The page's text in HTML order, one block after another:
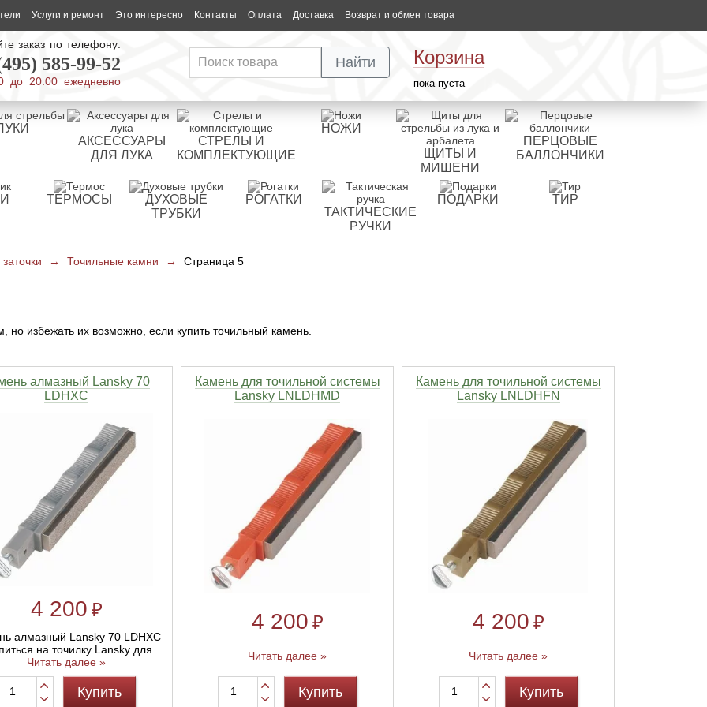
Услуги и ремонт Это интересно Контакты Оплата Доставка Возврат и обмен товара
заказ по телефону:
585-99-52
до 20:00 ежедневно
Корзина
пока пуста
Найти
АКСЕССУАРЫ
ДЛЯ ЛУКА
СТРЕЛЫ И
КОМПЛЕКТУЮЩИЕ
НОЖИ
ЩИТЫ И
МИШЕНИ
ПЕРЦОВЫЕ
БАЛЛОНЧИКИ
ТЕРМОСЫ
ДУХОВЫЕ
ТРУБКИ
РОГАТКИ
ТАКТИЧЕСКИЕ
РУЧКИ
ПОДАРКИ ТИР
→ Точильные камни → Страница 5
избежать их возможно, если купить точильный камень.
алмазный Lansky 70
LDHXC
4 200 ₽
алмазный Lansky 70 LDHXC
на точилку Lansky для
Читать далее »
Купить
Камень для точильной системы
Lansky LNLDHMD
4 200 ₽
Читать далее »
Купить
Камень для точильной системы
Lansky LNLDHFN
4 200 ₽
Читать далее »
Купить